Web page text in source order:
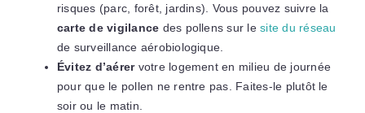
risques (parc, forêt, jardins). Vous pouvez suivre la
carte de vigilance des pollens sur lesite du réseau
de surveillance aérobiologique.
Évitez d’aérervotre logement en milieu de journée
pour que le pollen ne rentre pas. Faites-le plutôt le
soir ou le matin.